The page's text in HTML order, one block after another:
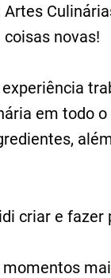
novas!
em todo
criar e fazer